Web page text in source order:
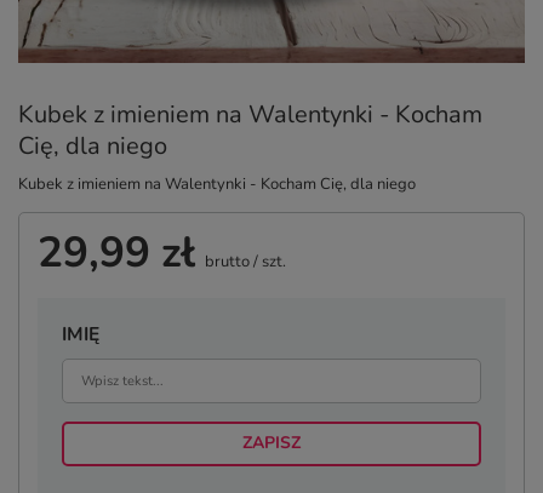
Kubek z imieniem na Walentynki - Kocham
Cię, dla niego
Kubek z imieniem na Walentynki - Kocham Cię, dla niego
29,99 zł brutto/ szt.
IMIĘ
ZAPISZ